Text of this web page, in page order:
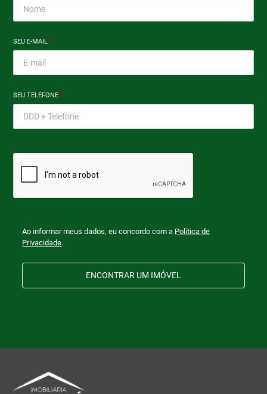
SEU E-MAIL*
SEU TELEFONE*
Ao informar meus dados, eu concordo com a Política de
Privacidade.
ENCONTRAR UM IMÓVEL